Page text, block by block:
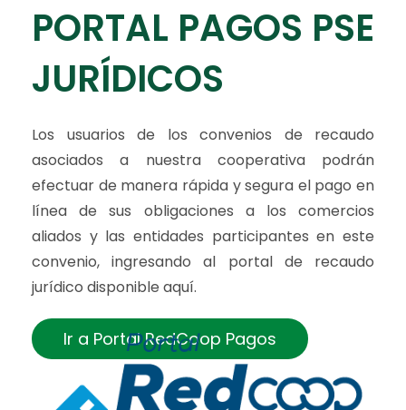
PORTAL PAGOS PSE
JURÍDICOS
Los usuarios de los convenios de recaudo
asociados a nuestra cooperativa podrán
efectuar de manera rápida y segura el pago en
línea de sus obligaciones a los comercios
aliados y las entidades participantes en este
convenio, ingresando al portal de recaudo
jurídico disponible aquí.
Ir a Portal RedCoop Pagos